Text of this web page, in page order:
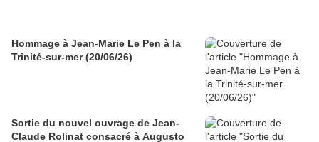
Hommage à Jean-Marie Le Pen à la
Trinité-sur-mer (20/06/26)
Sortie du nouvel ouvrage de Jean-
Claude Rolinat consacré à Augusto